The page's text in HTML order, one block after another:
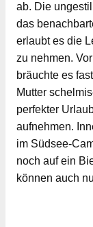
ab. Die
das
erlaubt es die
zu nehmen.
bräuchte es
Mutter
perfekter
aufnehmen.
im Südsee-
noch auf ein
können auch